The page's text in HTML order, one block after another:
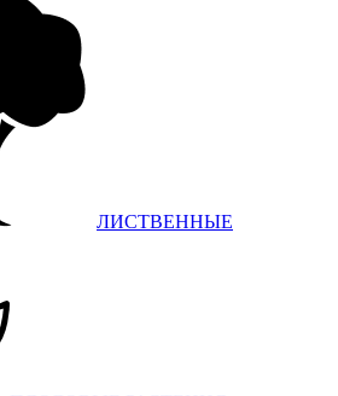
ЛИСТВЕННЫЕ